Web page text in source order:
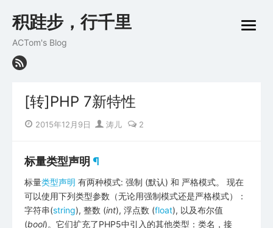
to
积跬步，行千里
ACTom's Blog
open
[转]PHP 7新特性
Posted
2015年12月9日 Author
涛儿 2
标量类型声明 ¶
标量类型声明 有两种模式: 强制 (默认) 和 严格模式。 现在
可以使用下列类型参数（无论用强制模式还是严格模式）：
字符串(string), 整数 (int), 浮点数 (float), 以及布尔值
(bool)。它们扩充了PHP5中引入的其他类型：类名，接